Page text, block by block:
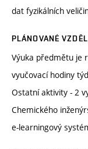
dat fyzikálních
PLÁNOVANÉ
Výuka předmětu je
vyučovací hodiny
Ostatní aktivity - 2
Chemického
e-learningový